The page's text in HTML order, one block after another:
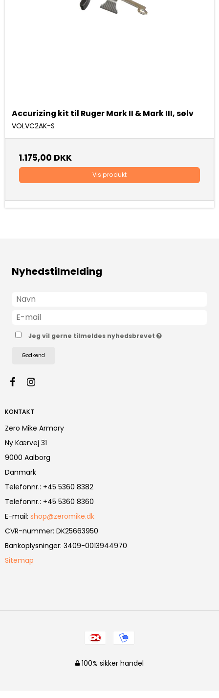
Accurizing kit til Ruger Mark II & Mark III, sølv
VOLVC2AK-S
1.175,00 DKK
Vis produkt
Nyhedstilmelding
Jeg vil gerne tilmeldes nyhedsbrevet
Godkend
KONTAKT
Zero Mike Armory
Ny Kærvej 31
9000 Aalborg
Danmark
Telefonnr.: +45 5360 8382
Telefonnr.: +45 5360 8360
E-mail: shop@zeromike.dk
CVR-nummer: DK25663950
Bankoplysninger: 3409-0013944970
Sitemap
100% sikker handel